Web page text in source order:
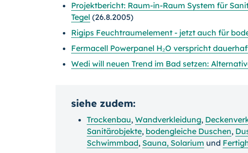
Projektbericht: Raum-in-Raum System für
Tegel (26.8.2005)
Rigips Feuchtraumelement - jetzt auch für
Fermacell Powerpanel H₂O verspricht
Wedi will neuen Trend im Bad setzen:
siehe zudem:
Trockenbau, Wandverkleidung,
Sanitärobjekte, bodengleiche Duschen,
Schwimmbad, Sauna, Solarium und